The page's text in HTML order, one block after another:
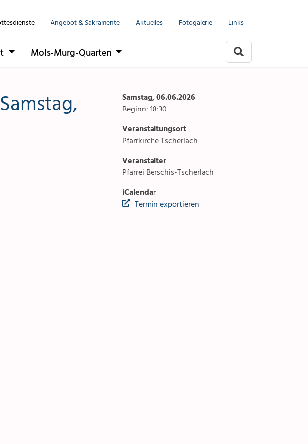
Angebot & Sakramente Aktuelles Fotogalerie Links
Mols-Murg-Quarten
Samstag, 06.06.2026
Beginn: 18:30
Veranstaltungsort
Pfarrkirche Tscherlach
Veranstalter
Pfarrei Berschis-Tscherlach
iCalendar
Termin exportieren
Walenstadt Kontakte
Aktuelles & Fotogalerie